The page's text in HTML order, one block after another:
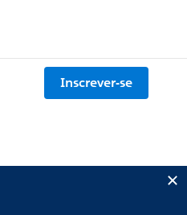
Inscrever-se